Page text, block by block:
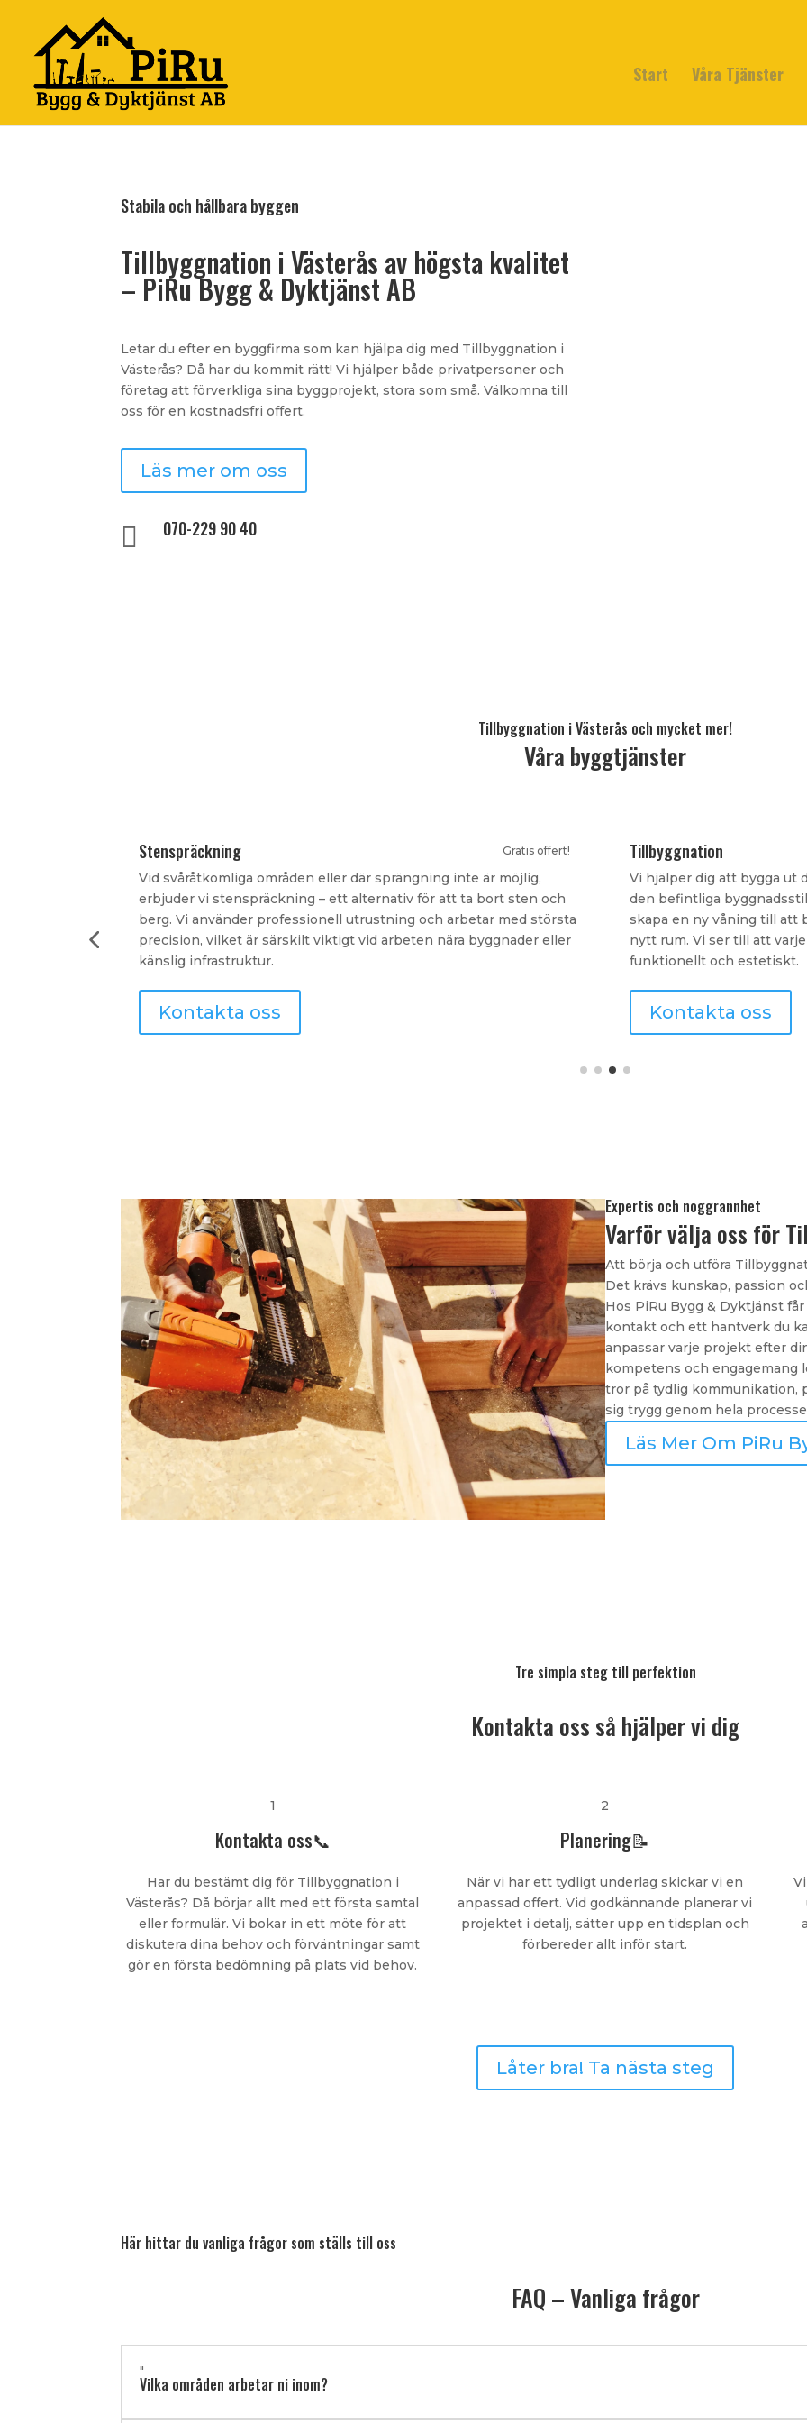
Start Våra Tjänster
Stabila och hållbara byggen
Tillbyggnation i Västerås av högsta kvalitet
– PiRu Bygg & Dyktjänst AB
Letar du efter en byggfirma som kan hjälpa dig med Tillbyggnation i
Västerås? Då har du kommit rätt! Vi hjälper både privatpersoner och
företag att förverkliga sina byggprojekt, stora som små. Välkomna till
oss för en kostnadsfri offert.
Läs mer om oss
 070-229 90 40
Tillbyggnation i Västerås och mycket mer!
Våra byggtjänster
Gratis offert!
Tillbyggnation
Vi hjälper dig att bygga ut din fastighet på ett sätt som smälter in i
den befintliga byggnadsstilen. Tillbyggnad kan innebära allt från att
skapa en ny våning till att bygga ut med ett garage, uterum eller ett
nytt rum. Vi ser till att varje detalj håller hög standard – både
funktionellt och estetiskt.
Kontakta oss
Ombyggnation
Vår tjänst för
optimera och förbättra
kommersiella lokaler. Vi
processen, från idé till
Kontakta oss
Expertis och noggrannhet
Varför välja oss för
Att börja och utföra
Det krävs kunskap, passion
Hos PiRu Bygg & Dyktjänst
kontakt och ett hantverk du
anpassar varje projekt efter
kompetens och engagemang
tror på tydlig kommunikation,
sig trygg genom hela
Läs Mer Om PiRu
Tre simpla steg till perfektion
Kontakta oss så hjälper vi dig
1
Kontakta oss📞
Har du bestämt dig för Tillbyggnation i
Västerås? Då börjar allt med ett första samtal
eller formulär. Vi bokar in ett möte för att
diskutera dina behov och förväntningar samt
gör en första bedömning på plats vid behov.
2
Planering📝
När vi har ett tydligt underlag skickar vi en
anpassad offert. Vid godkännande planerar vi
projektet i detalj, sätter upp en tidsplan och
förbereder allt inför start.
Låter bra! Ta nästa steg
Här hittar du vanliga frågor som ställs till oss
FAQ – Vanliga frågor
"
Vilka områden arbetar ni inom?